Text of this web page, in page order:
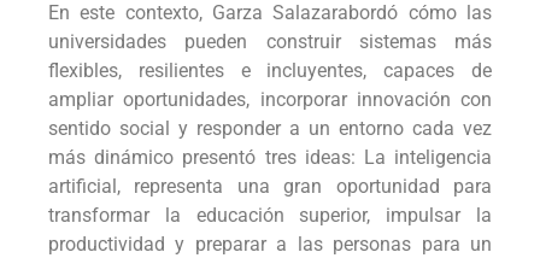
En este contexto, Garza Salazarabordó cómo las
universidades pueden construir sistemas más
flexibles, resilientes e incluyentes, capaces de
ampliar oportunidades, incorporar innovación con
sentido social y responder a un entorno cada vez
más dinámico presentó tres ideas: La inteligencia
artificial, representa una gran oportunidad para
transformar la educación superior, impulsar la
productividad y preparar a las personas para un